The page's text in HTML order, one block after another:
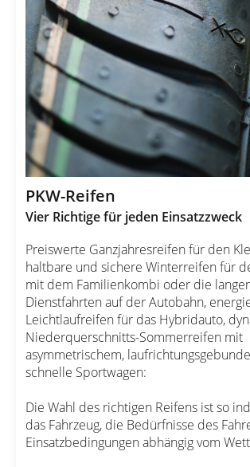
PKW-Reifen
Vier Richtige für jeden Einsatzzweck
Preiswerte Ganzjahresreifen für den
haltbare und sichere Winterreifen für
mit dem Familienkombi oder die
Dienstfahrten auf der Autobahn,
Leichtlaufreifen für das Hybridauto,
Niederquerschnitts-Sommerreifen mit
asymmetrischem,
schnelle Sportwagen:
Die Wahl des richtigen Reifens ist so
das Fahrzeug, die Bedürfnisse des
Einsatzbedingungen abhängig vom